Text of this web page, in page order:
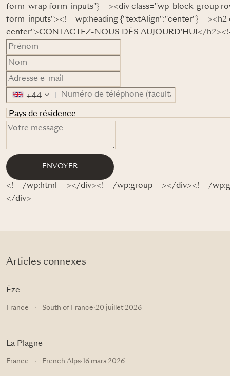
form-wrap form-inputs"} --><div class="wp-block-group
form-inputs"><!-- wp:heading {"textAlign":"center"} --><h2
center">CONTACTEZ-NOUS DÈS AUJOURD'HUI</
+44
ENVOYER
<!-- /wp:html --></div><!-- /wp:group --></div><!-- /
</div>
Articles connexes
Èze
France · South of France·20 juillet 2026
La Plagne
France · French Alps·16 mars 2026